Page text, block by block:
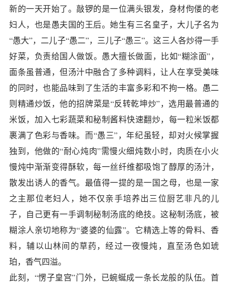
新的一天开始了。敲锣的是一位满头银发，身材佝偻的老
妇人，也是愚夫国的王后。她生有三名皇子，大儿子名为
“愚大”，二儿子“愚二”，三儿子“愚三”。这三人各炒得一手
好菜，负责给国人做饭。愚大擅长做面，比如“糊涂面”，
面条虽普通，但汤汁中融合了多种调料，让人在享受美味
的同时，也能品味到了生活的丰富多彩和不拘一格。愚二
则精通炒饭，他的招牌菜是“反转乾坤炒”，选用最普通的
米饭，加入七彩蔬菜和秘制酱料快速翻炒，每一粒米饭都
裹满了色彩与香味。而“愚三”，年纪虽轻，却对火候掌握
独到，他做的“耐心炖肉”需慢火细炖数小时，肉质在小火
慢炖中渐渐变得酥软，每一丝纤维都吸饱了醇厚的汤汁，
散发出诱人的香气。最值得一提的是一国之母，也是一家
之主那位老妇人，她不仅亲手培养出三位厨艺非凡的儿
子，自己更有一手调制秘制汤底的绝技。这秘制汤底，被
糊涂人亲切地称为“婆婆的仙露”。它精选上等的骨料、香
料，辅以山林间的草药，经过一夜慢炖，直至汤色如琥
珀，香气四溢。
此刻，“愣子皇宫”门外，已蜿蜒成一条长龙般的队伍。首